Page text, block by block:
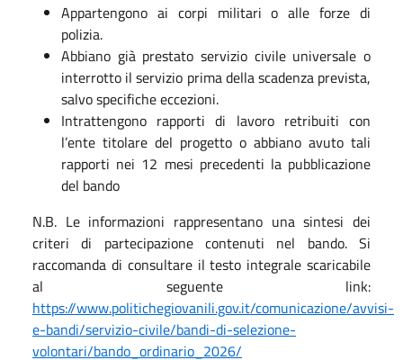
Appartengono ai corpi militari o alle forze di
polizia.
Abbiano già prestato servizio civile universale o
interrotto il servizio prima della scadenza prevista,
salvo specifiche eccezioni.
Intrattengono rapporti di lavoro retribuiti con
l’ente titolare del progetto o abbiano avuto tali
rapporti nei 12 mesi precedenti la pubblicazione
del bando
N.B. Le informazioni rappresentano una sintesi dei
criteri di partecipazione contenuti nel bando. Si
raccomanda di consultare il testo integrale scaricabile
al seguente link:
https://www.politichegiovanili.gov.it/comunicazione/avvisi-
e-bandi/servizio-civile/bandi-di-selezione-
volontari/bando_ordinario_2026/